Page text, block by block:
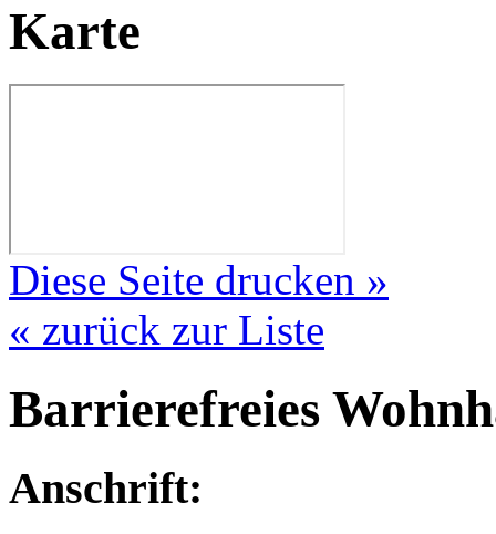
Karte
Diese Seite drucken »
« zurück zur Liste
Barrierefreies
Anschrift: